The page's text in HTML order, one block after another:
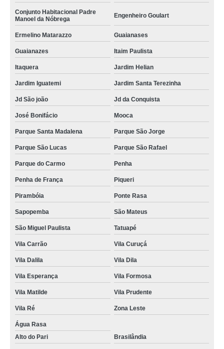
Conjunto Habitacional Padre
Manoel da Nóbrega
Engenheiro Goulart
Ermelino Matarazzo Guaianases
Guaianazes Itaim Paulista
Itaquera Jardim Helian
Jardim Iguatemi Jardim Santa Terezinha
Jd São joão Jd da Conquista
José Bonifácio Mooca
Parque Santa Madalena Parque São Jorge
Parque São Lucas Parque São Rafael
Parque do Carmo Penha
Penha de França Piqueri
Pirambóia Ponte Rasa
Sapopemba São Mateus
São Miguel Paulista Tatuapé
Vila Carrão Vila Curuçá
Vila Dalila Vila Dila
Vila Esperança Vila Formosa
Vila Matilde Vila Prudente
Vila Ré Zona Leste
Água Rasa
Alto do Pari
Brasilândia